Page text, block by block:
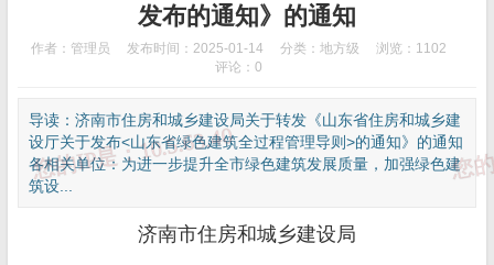
发布的通知》的通知
作者：管理员 发布时间：2025-01-14 分类： 地方级
浏览：1102
评论：0
导读：济南市住房和城乡建设局关于转发《山东省住房和城乡建
设厅关于发布<山东省绿色建筑全过程管理导则>的通知》的通知
各相关单位：为进一步提升全市绿色建筑发展质量，加强绿色建
筑设...
济南市住房和城乡建设局